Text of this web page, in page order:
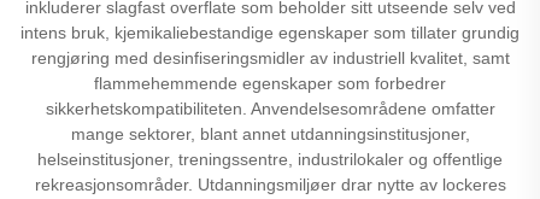
inkluderer slagfast overflate som beholder sitt utseende selv ved
intens bruk, kjemikaliebestandige egenskaper som tillater grundig
rengjøring med desinfiseringsmidler av industriell kvalitet, samt
flammehemmende egenskaper som forbedrer
sikkerhetskompatibiliteten. Anvendelsesområdene omfatter
mange sektorer, blant annet utdanningsinstitusjoner,
helseinstitusjoner, treningssentre, industrilokaler og offentlige
rekreasjonsområder. Utdanningsmiljøer drar nytte av lockeres